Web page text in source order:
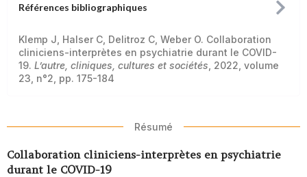
Références bibliographiques
Klemp J, Halser C, Delitroz C, Weber O. Collaboration
cliniciens-interprètes en psychiatrie durant le COVID-
19. L’autre, cliniques, cultures et sociétés , 2022, volume
23, n°2, pp. 175-184
Résumé
Collaboration cliniciens-interprètes en psychiatrie
durant le COVID-19